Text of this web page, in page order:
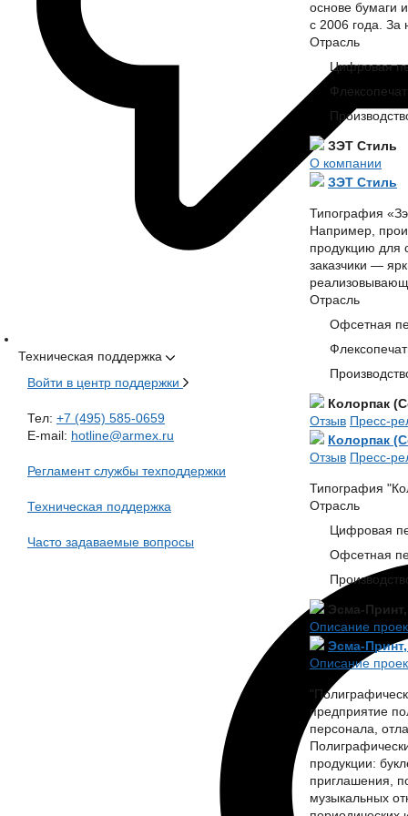
Техническая поддержка
Войти в центр поддержки
Тел: +7 (495) 585-0659
E-mail: hotline@armex.ru
Регламент службы техподдержки
Техническая поддержка
Часто задаваемые вопросы
основе бумаги
с 2006 года. За
Отрасль
Цифровая
ЗЭТ Стиль
О компании
ЗЭТ Стиль
Типография
Например,
продукцию для
заказчики —
Отрасль
Офсетная
Колорпак
Отзыв Пресс-
Колорпак
Отзыв Пресс-
Типография
Отрасль
Цифровая
Офсетная
Эсма-
Описание
Эсма-
Описание
предприятие
персонала,
продукции:
приглашения,
музыкальных